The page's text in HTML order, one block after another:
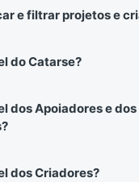
e filtrar projetos e
do Catarse?
dos Apoiadores e dos
dos Criadores?